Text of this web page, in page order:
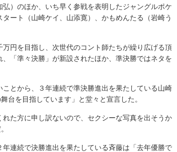
）のほか、いち早く参戦を表明したジャングルポケ
ート（山崎ケイ、山添寛）、かもめんたる（岩崎う
円を目指し、次世代のコント師たちが繰り広げる頂
「準々決勝」が新設されたほか、準決勝ではネタを
とから、３年連続で準決勝進出を果たしている山崎
台を目指しています」と堂々と宣言した。
た方に申し訳ないので、セクシーな写真を出そうか
連続で決勝進出を果たしている斉藤は「去年優勝で